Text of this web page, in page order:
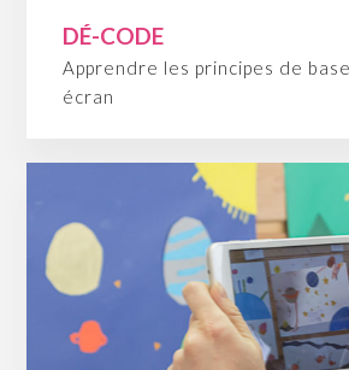
DÉ-CODE
Apprendre les principes de
écran